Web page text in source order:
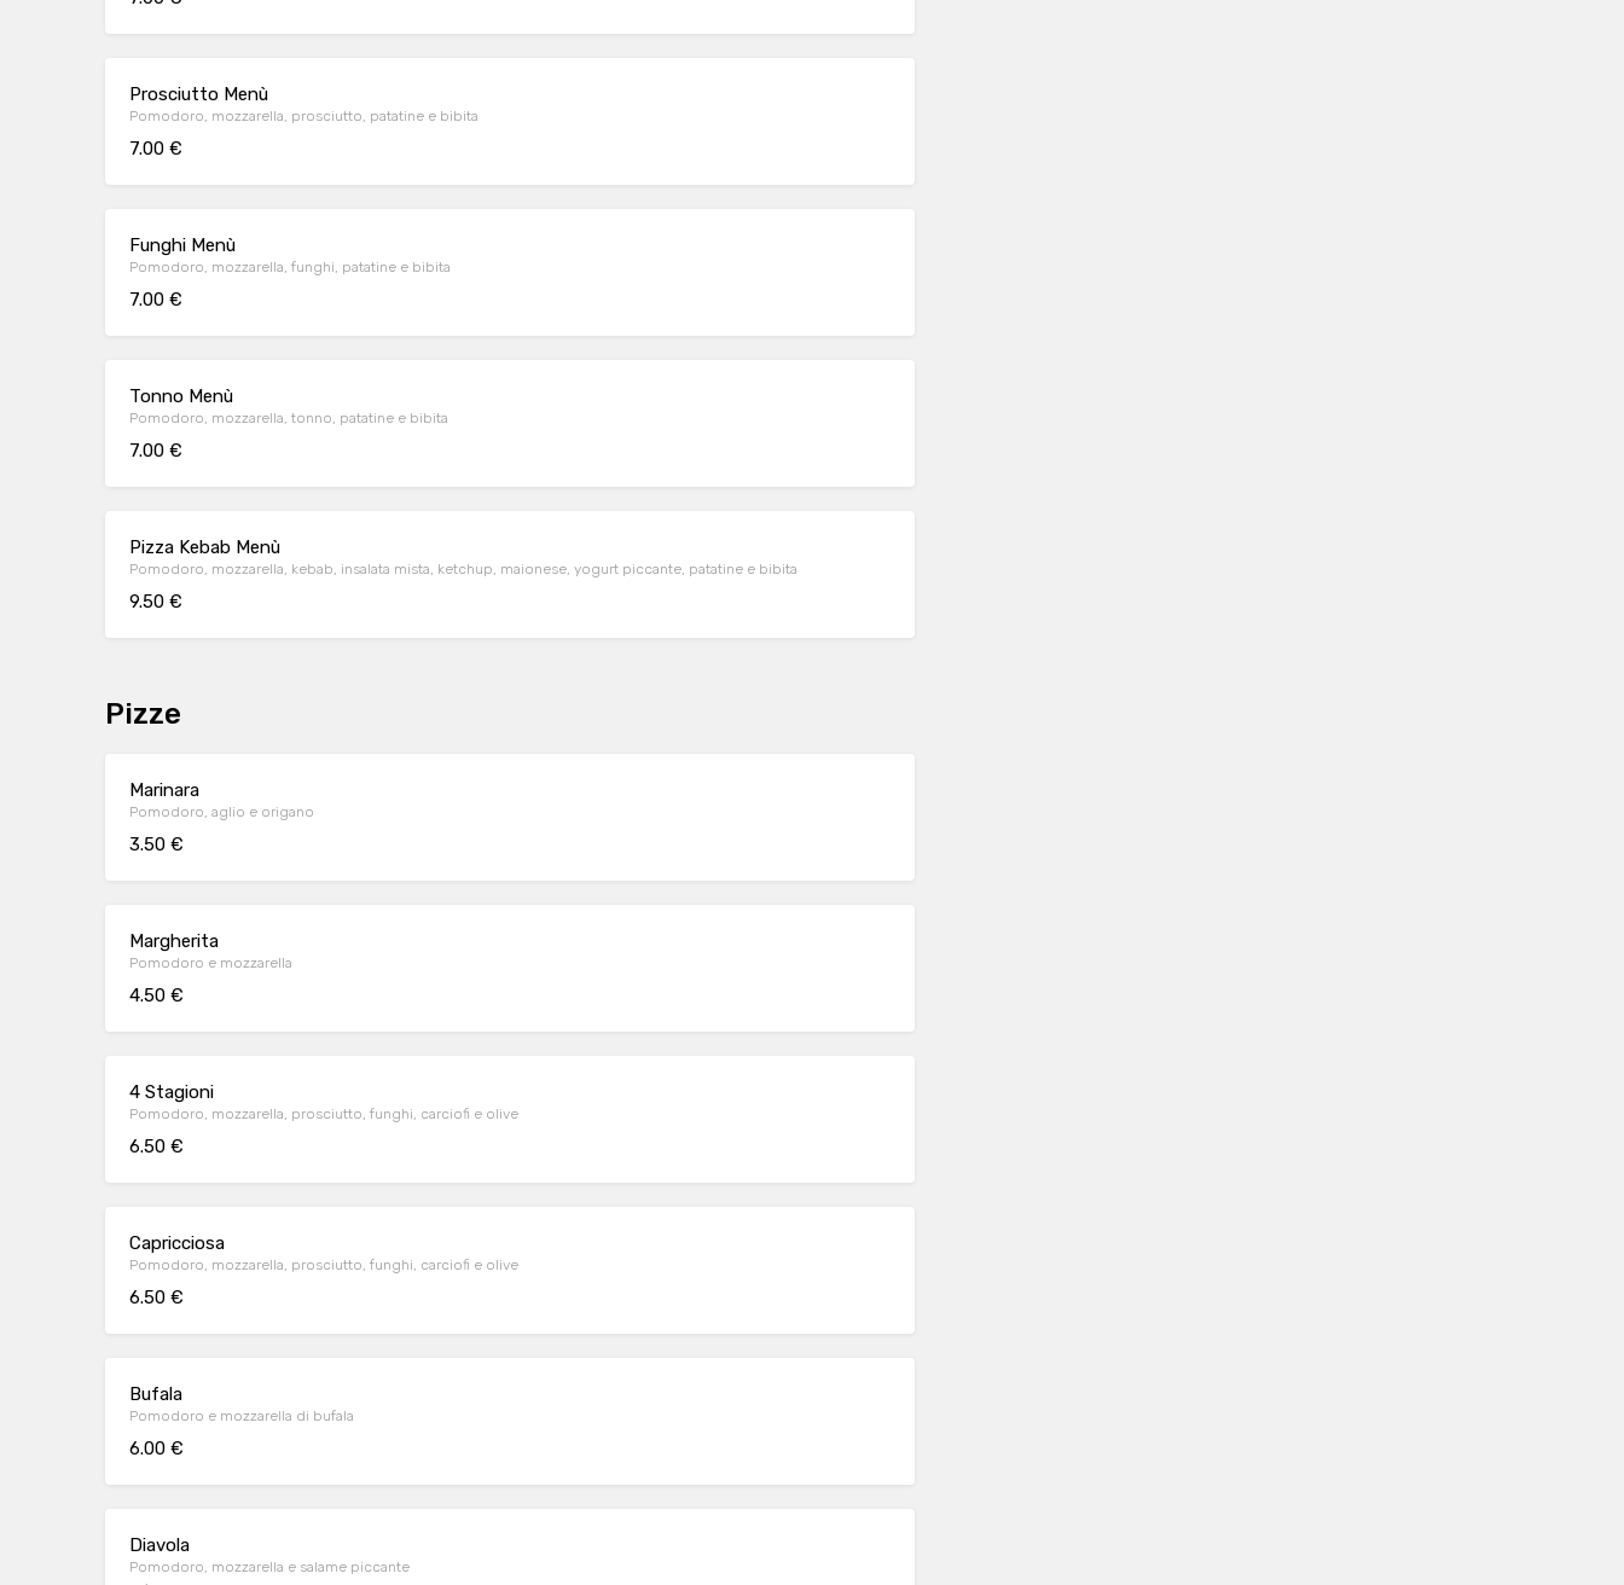
Prosciutto Menù
Pomodoro, mozzarella, prosciutto, patatine e bibita
7.00 €
Funghi Menù
Pomodoro, mozzarella, funghi, patatine e bibita
7.00 €
Tonno Menù
Pomodoro, mozzarella, tonno, patatine e bibita
7.00 €
Pizza Kebab Menù
Pomodoro, mozzarella, kebab, insalata mista, ketchup, maionese, yogurt piccante, patatine e bibita
9.50 €
Pizze
Marinara
Pomodoro, aglio e origano
3.50 €
Margherita
Pomodoro e mozzarella
4.50 €
4 Stagioni
Pomodoro, mozzarella, prosciutto, funghi, carciofi e olive
6.50 €
Capricciosa
Pomodoro, mozzarella, prosciutto, funghi, carciofi e olive
6.50 €
Bufala
Pomodoro e mozzarella di bufala
6.00 €
Diavola
Pomodoro, mozzarella e salame piccante